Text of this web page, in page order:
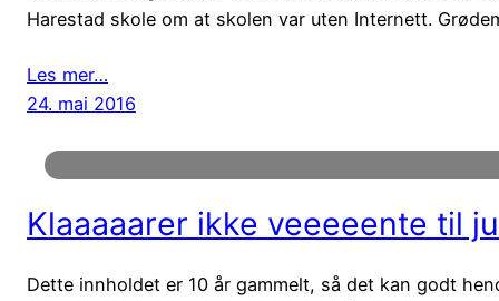
Harestad skole om at skolen var uten Internett.
Les mer…
24. mai 2016
Klaaaaarer ikke veeeeente til
Dette innholdet er 10 år gammelt, så det kan godt